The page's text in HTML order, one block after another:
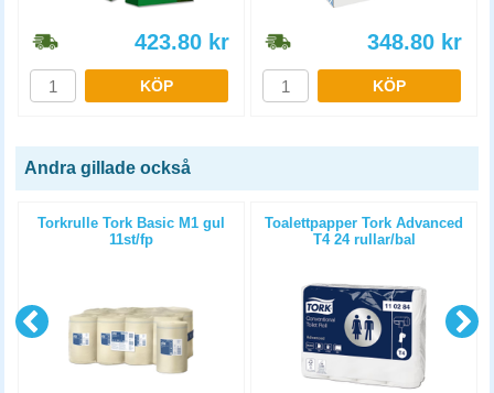
423.80 kr
KÖP
348.80 kr
KÖP
Andra gillade också
Torkrulle Tork Basic M1 gul
11st/fp
Toalettpapper Tork Advanced
T4 24 rullar/bal